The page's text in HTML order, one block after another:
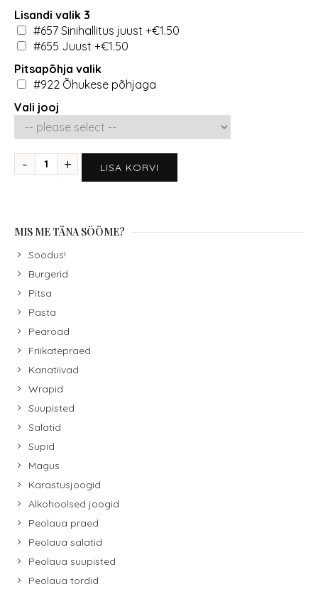
Lisandi valik 3
#657 Sinihallitus juust +€1.50
#655 Juust +€1.50
Pitsapõhja valik
#922 Õhukese põhjaga
Vali jooj
LISA KORVI
MIS ME TÄNA SÖÖME?
Soodus!
Burgerid
Pitsa
Pasta
Pearoad
Friikatepraed
Kanatiivad
Wrapid
Suupisted
Salatid
Supid
Magus
Karastusjoogid
Alkohoolsed joogid
Peolaua praed
Peolaua salatid
Peolaua suupisted
Peolaua tordid